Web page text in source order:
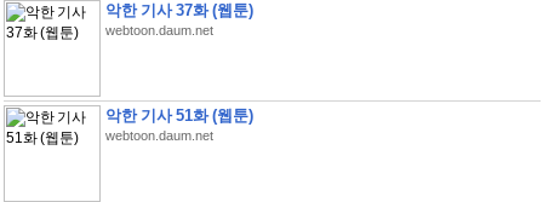
악한 기사 37화 (웹툰)
webtoon.daum.net
악한 기사 51화 (웹툰)
webtoon.daum.net